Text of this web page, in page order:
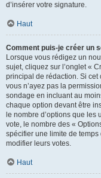
d’insérer votre signature.
Haut
Comment puis-je créer un
Lorsque vous rédigez un
sujet, cliquez sur l’onglet «
principal de rédaction. Si cet
vous n’ayez pas la
sondage en incluant au
chaque option devant être
le nombre d’options que
vote, le nombre des «
spécifier une limite de
modifier leurs votes.
Haut